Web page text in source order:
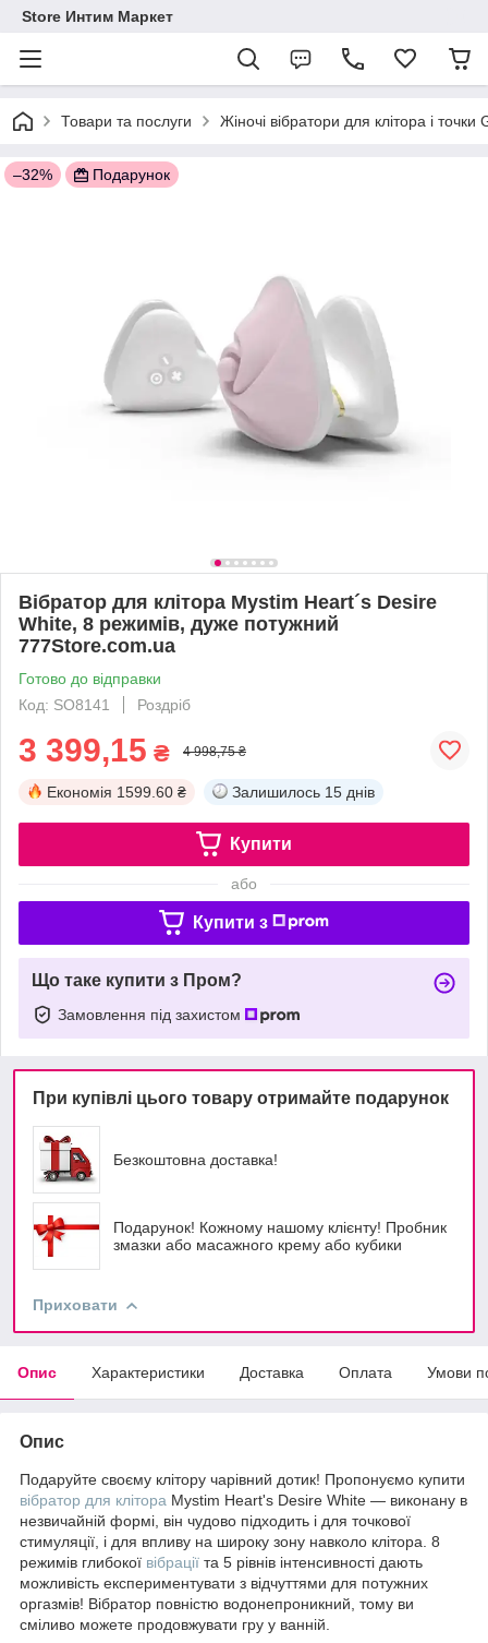
Store Интим Маркет
Товари та послуги Жіночі вібратори для клітора і
–32% Подарунок
Вібратор для клітора Mystim Heart´s Desire
White, 8 режимів, дуже потужний
777Store.com.ua
Готово до відправки
Код: SO8141
Роздріб
3 399,15 ₴ 4 998,75 ₴
Економія 1599.60 ₴ Залишилось 15 днів
Купити
або
Купити з
Що таке купити з Пром?
Замовлення під захистом
При купівлі цього товару отримайте подарунок
Безкоштовна доставка!
Подарунок! Кожному нашому клієнту! Пробник
змазки або масажного крему або кубики
Приховати
Опис Характеристики Доставка Оплата Умови
Опис
Подаруйте своєму клітору чарівний дотик! Пропонуємо купити
вібратор для клітора Mystim Heart's Desire White — виконану в
незвичайній формі, він чудово підходить і для точкової
стимуляції, і для впливу на широку зону навколо клітора. 8
режимів глибокої вібрації та 5 рівнів інтенсивності дають
можливість експериментувати з відчуттями для потужних
оргазмів! Вібратор повністю водонепроникний, тому ви
сміливо можете продовжувати гру у ванній.